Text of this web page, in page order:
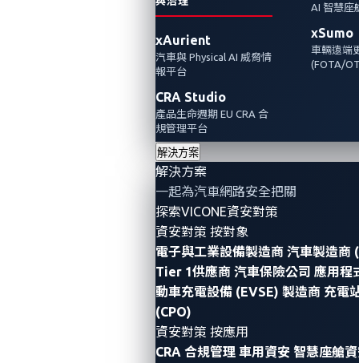
xAurient
汽車與 Physical AI 威脅情
報平台
CRA Studio
產品生命週期 EU CRA 合
規管理平台
AI 智慧座
xSumo
車輛遠端
(FOTA/
解決方案
解決方案
一起為汽車網路安全把關
探索VICONE資安對策
資安對策 按對象
電子與工業設備製造商 汽車製造商
Tier 1供應商 汽車保險公司 應用程
動車充電設備 (EVSE) 製造商 充電
(CPO)
資安對策 按應用
CRA 合規管理 車用資安 智慧座艙
風格競賽中的實作、真實世界挑戰，培養並激
勵下一代網路安全專家。本競賽於 2025 年 8
月 22 日至 25 日及 8 月 29 日至 9 月 1 日以線
上形式舉行，匯集來自世界各地、各種技能水
準的多元優秀參賽者——從初次參賽的新手到
經驗豐富的專業人士——共同學習、精進技
能，並為打造更安全的聯網車輛未來做出貢
參賽者與獲獎者福利